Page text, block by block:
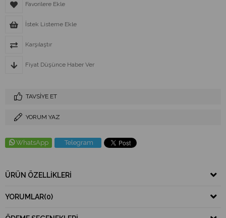
Favorilere Ekle
İstek Listeme Ekle
Karşılaştır
Fiyat Düşünce Haber Ver
TAVSIYE ET
YORUM YAZ
WhatsApp Telegram
ÜRÜN ÖZELLIKLERI
YORUMLAR(0)